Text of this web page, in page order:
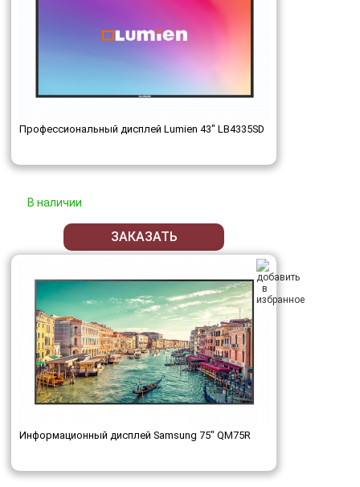
Профессиональный дисплей Lumien 43" LB4335SD
В наличии
ЗАКАЗАТЬ
Информационный дисплей Samsung 75" QM75R